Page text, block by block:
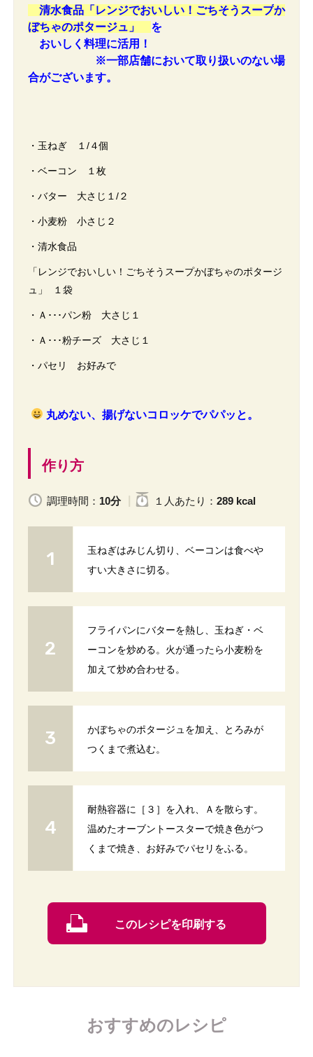
清水食品「 レンジでおいしい！ごちそうスープか
ぼちゃのポタージュ」 を
おいしく料理に活用！
※一部店舗において取り扱いのない場
合がございます。
・玉ねぎ １/４個
・ベーコン １枚
・バター 大さじ１/２
・小麦粉 小さじ２
・清水食品
「レンジでおいしい！ごちそうスープかぼちゃのポタージ
ュ」 １袋
・Ａ･･･パン粉 大さじ１
・Ａ･･･粉チーズ 大さじ１
・パセリ お好みで
丸めない、揚げないコロッケでパパッと。
作り方
調理時間： 10分 １人 あたり ： 289 kcal
玉ねぎはみじん切り、ベーコンは食べや
すい大きさに切る。
フライパンにバターを熱し、玉ねぎ・ベ
ーコンを炒める。火が通ったら小麦粉を
加えて炒め合わせる。
かぼちゃのポタージュを加え、とろみが
つくまで煮込む。
耐熱容器に［３］を入れ、Ａを散らす。
温めたオーブントースターで焼き色がつ
くまで焼き、お好みでパセリをふる。
このレシピを印刷する
おすすめのレシピ